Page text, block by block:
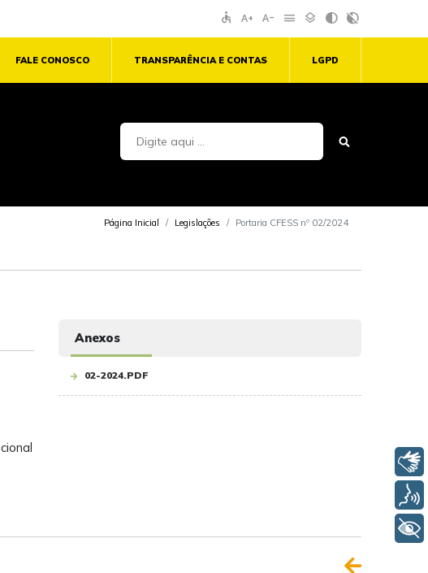
accessible text_increase text_decrease menu layers contrast contrast_rtl_off
FALE CONOSCO TRANSPARÊNCIA E CONTAS LGPD
Página Inicial Legislações Portaria CFESS nº 02/2024
Anexos
02-2024.PDF